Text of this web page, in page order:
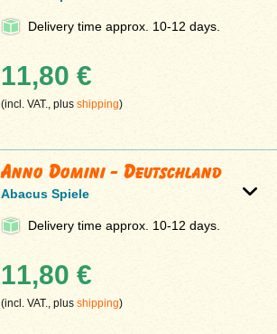
Delivery time approx. 10-12 days.
11,80 €
(incl. VAT., plusshipping)
Anno Domini - Deutschland
Abacus Spiele
Delivery time approx. 10-12 days.
11,80 €
(incl. VAT., plusshipping)